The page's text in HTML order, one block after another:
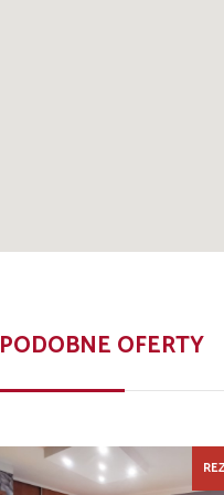
PODOBNE OFERTY